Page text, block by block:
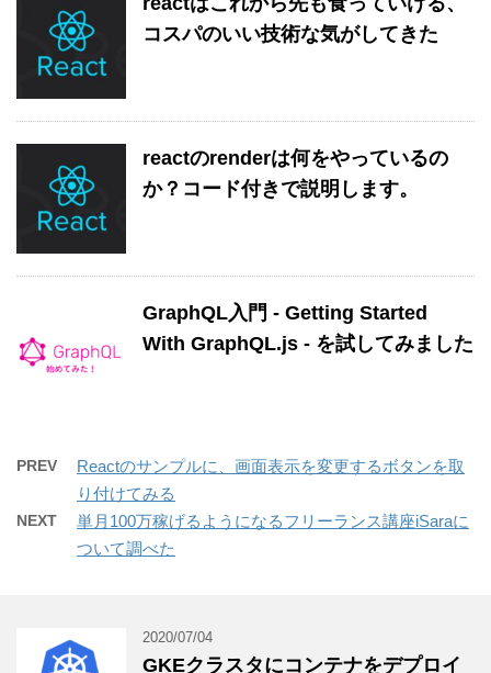
コスパのいい技術な気がしてきた
reactのrenderは何をやっているの
か？コード付きで説明します。
GraphQL入門 - Getting Started
With GraphQL.js - を試してみました
PREV
Reactのサンプルに、画面表示を変更するボタンを取
り付けてみる
NEXT
単月100万稼げるようになるフリーランス講座iSaraに
ついて調べた
2020/07/04
GKEクラスタにコンテナをデプロイ